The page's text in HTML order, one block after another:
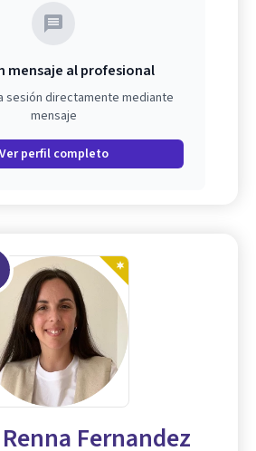
mensaje al profesional
sesión directamente mediante
mensaje
Ver perfil completo
Fernandez